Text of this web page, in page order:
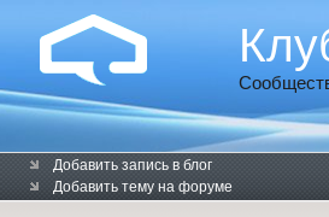
Добавить запись в блог
Добавить тему на форуме